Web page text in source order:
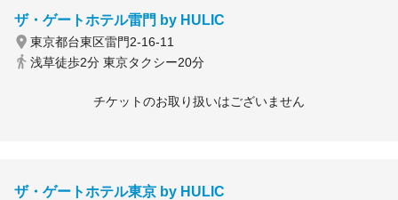
ザ・ゲートホテル雷門 by HULIC
東京都台東区雷門2-16-11
浅草徒歩2分 東京タクシー20分
チケットのお取り扱いはございません
ザ・ゲートホテル東京 by HULIC